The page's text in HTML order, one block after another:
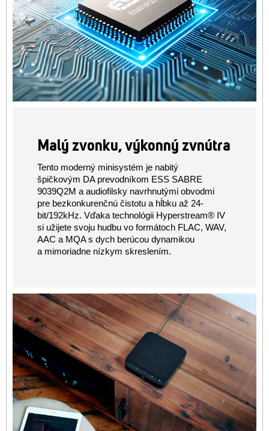
Malý zvonku, výkonný zvnútra
Tento moderný minisystém je nabitý
špičkovým DA prevodníkom ESS SABRE
9039Q2M a audiofilsky navrhnutými obvodmi
pre bezkonkurenčnú čistotu a hĺbku až 24-
bit/192kHz. Vďaka technológii Hyperstream® IV
si užijete svoju hudbu vo formátoch FLAC, WAV,
AAC a MQA s dych berúcou dynamikou
a mimoriadne nízkym skreslením.